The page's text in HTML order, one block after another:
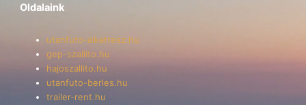
Oldalaink
utanfuto-alkatresz.hu
gep-szallito.hu
hajoszallito.hu
utanfuto-berles.hu
trailer-rent.hu